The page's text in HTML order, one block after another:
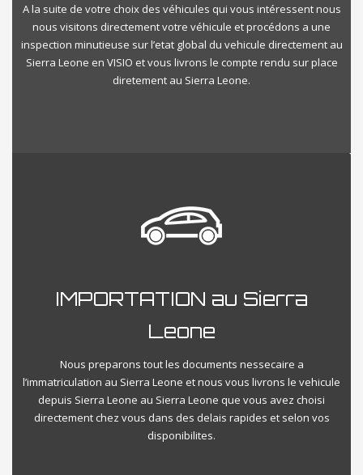
A la suite de votre choix des véhicules qui vous intéressent nous
nous visitons directement votre véhicule et procédons a une
inspection minutieuse sur l’etat global du vehicule directement au
Sierra Leone en VISIO et vous livrons le compte rendu sur place
diretement au Sierra Leone.
IMPORTATION au Sierra
Leone
Nous preparons tout les documents nessecaire a
l’immatriculation au Sierra Leone et nous vous livrons le vehicule
depuis Sierra Leone au Sierra Leone que vous avez choisi
directement chez vous dans des delais rapides et selon vos
disponibilites.